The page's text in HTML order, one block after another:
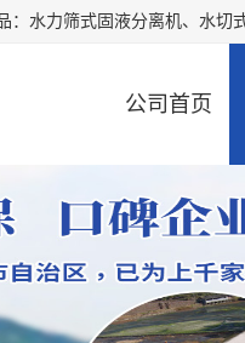
公司首页